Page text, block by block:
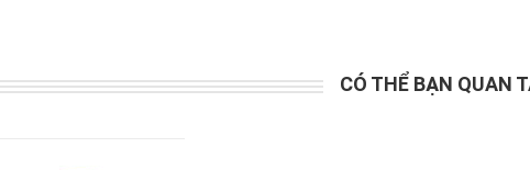
CÓ THỂ BẠN QUAN